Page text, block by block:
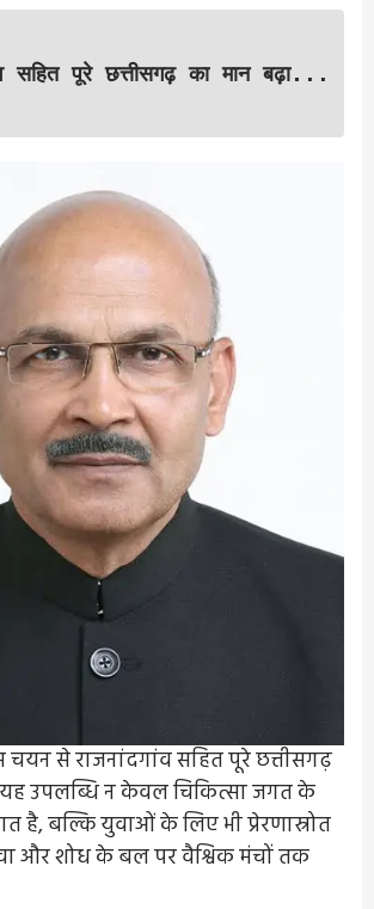
सहित पूरे छत्तीसगढ़ का मान बढ़ा...
चयन से राजनांदगांव सहित पूरे छत्तीसगढ़
यह उपलब्धि न केवल चिकित्सा जगत के
है, बल्कि युवाओं के लिए भी प्रेरणास्रोत
और शोध के बल पर वैश्विक मंचों तक